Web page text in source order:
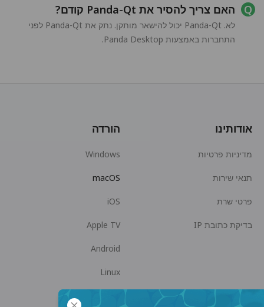
האם צריך להסיר את Panda-Qt קודם?
לא. Panda-Qt יכול להישאר מותקן. נתק את Panda-Qt לפני
התחברות באמצעות Panda Desktop.
אודותינו
מדיניות פרטיות
תנאי שירות
פרטי שרת
בדיקת כתובת IP
הורדה
Windows
macOS
iOS
Apple TV
Android
Linux